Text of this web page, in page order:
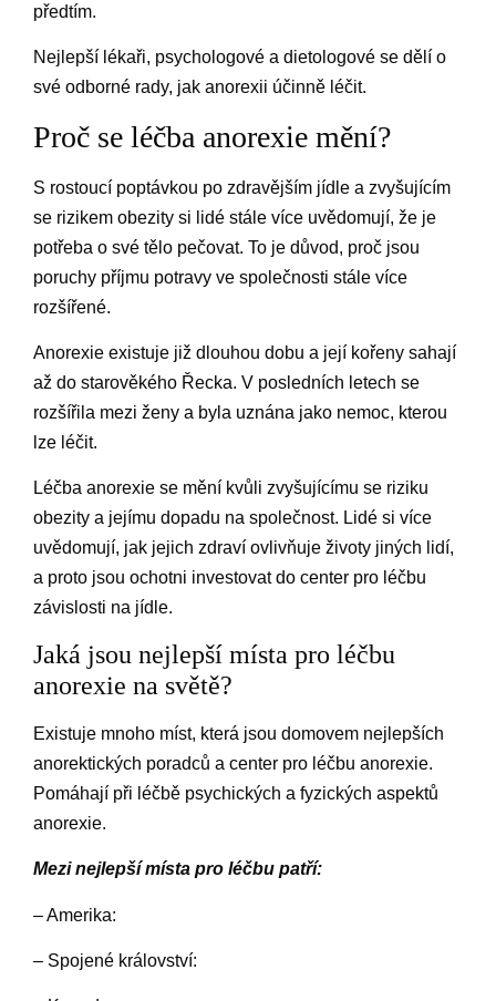
předtím.
Nejlepší lékaři, psychologové a dietologové se dělí o
své odborné rady, jak anorexii účinně léčit.
Proč se léčba anorexie mění?
S rostoucí poptávkou po zdravějším jídle a zvyšujícím
se rizikem obezity si lidé stále více uvědomují, že je
potřeba o své tělo pečovat. To je důvod, proč jsou
poruchy příjmu potravy ve společnosti stále více
rozšířené.
Anorexie existuje již dlouhou dobu a její kořeny sahají
až do starověkého Řecka. V posledních letech se
rozšířila mezi ženy a byla uznána jako nemoc, kterou
lze léčit.
Léčba anorexie se mění kvůli zvyšujícímu se riziku
obezity a jejímu dopadu na společnost. Lidé si více
uvědomují, jak jejich zdraví ovlivňuje životy jiných lidí,
a proto jsou ochotni investovat do center pro léčbu
závislosti na jídle.
Jaká jsou nejlepší místa pro léčbu
anorexie na světě?
Existuje mnoho míst, která jsou domovem nejlepších
anorektických poradců a center pro léčbu anorexie.
Pomáhají při léčbě psychických a fyzických aspektů
anorexie.
Mezi nejlepší místa pro léčbu patří:
– Amerika:
– Spojené království: